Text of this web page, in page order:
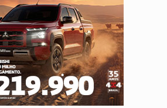
Ladrão é filmado furtando moto na frente do bar
DE PESQUISA:Iniciativa Amazônia+10 lança chamada para fortalecer
Brasil tem grandes reservas de urânio, mas produz pouco e
Serpente capturada na fábrica da Coca-Cola é
Cientistas cassados pelo AI-5 se tornam pesquisadores